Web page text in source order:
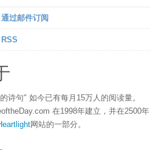
通过邮件订阅
RSS
诗句" 如今已有每月15万人的阅读量。
在1998年建立，并在2500年
网站的一部分。